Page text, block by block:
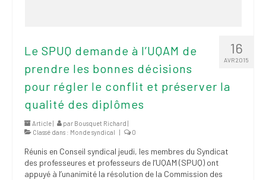
16
AVR 2015
Le SPUQ demande à l’UQAM de
prendre les bonnes décisions
pour régler le conflit et préserver la
qualité des diplômes
Article | par Bousquet Richard |
Classé dans : Monde syndical | 0
Réunis en Conseil syndical jeudi, les membres du Syndicat
des professeures et professeurs de l’UQAM (SPUQ) ont
appuyé à l’unanimité la résolution de la Commission des